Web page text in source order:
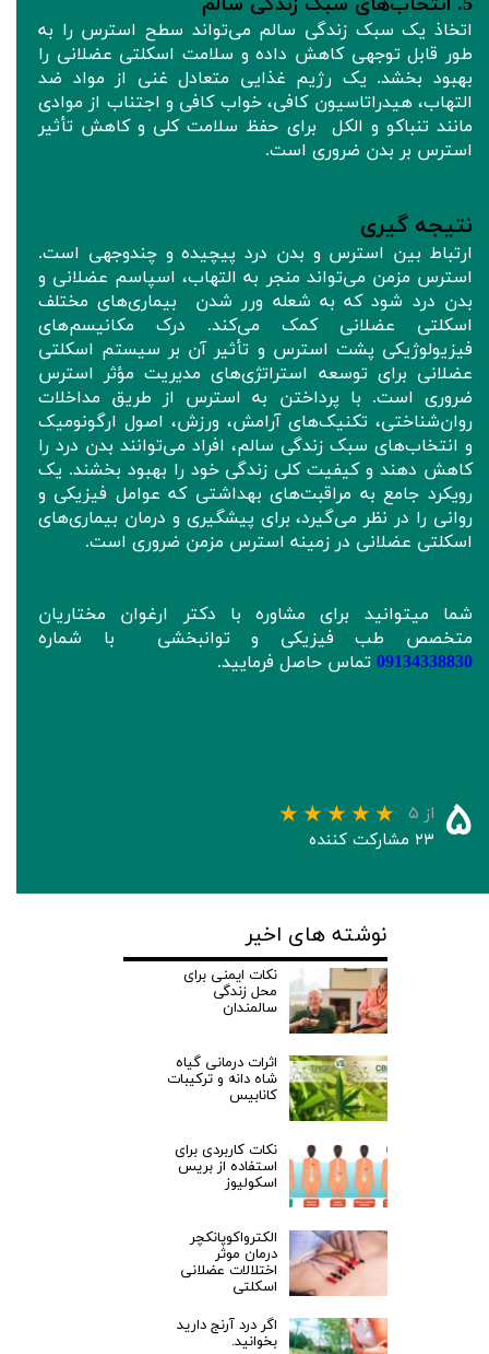
اتخاذ یک سبک زندگی سالم می‌تواند سطح استرس را به
طور قابل توجهی کاهش داده و سلامت اسکلتی عضلانی را
بهبود بخشد. یک رژیم غذایی متعادل غنی از مواد ضد
التهاب، هیدراتاسیون کافی، خواب کافی و اجتناب از موادی
مانند تنباکو و الکل برای حفظ سلامت کلی و کاهش تأثیر
استرس بر بدن ضروری است.
نتیجه‌ گیری
ارتباط بین استرس و بدن درد پیچیده و چندوجهی است.
استرس مزمن می‌تواند منجر به التهاب، اسپاسم عضلانی و
بدن درد شود که به شعله ورر شدن بیماری‌های مختلف
اسکلتی عضلانی کمک می‌کند. درک مکانیسم‌های
فیزیولوژیکی پشت استرس و تأثیر آن بر سیستم اسکلتی
عضلانی برای توسعه استراتژی‌های مدیریت مؤثر استرس
ضروری است. با پرداختن به استرس از طریق مداخلات
روان‌شناختی، تکنیک‌های آرامش، ورزش، اصول ارگونومیک
و انتخاب‌های سبک زندگی سالم، افراد می‌توانند بدن درد را
کاهش دهند و کیفیت کلی زندگی خود را بهبود بخشند. یک
رویکرد جامع به مراقبت‌های بهداشتی که عوامل فیزیکی و
روانی را در نظر می‌گیرد، برای پیشگیری و درمان بیماری‌های
اسکلتی عضلانی در زمینه استرس مزمن ضروری است.
شما میتوانید برای مشاوره با دکتر ارغوان مختاریان
متخصص طب فیزیکی و توانبخشی با شماره
09134338830 تماس حاصل فرمایید.
۵ از ۵
۲۳ مشارکت کننده
نوشته های اخیر
نکات ایمنی برای
محل زندگی
سالمندان
اثرات درمانی گیاه
شاه دانه و ترکیبات
کانابیس
نکات کاربردی برای
استفاده از بریس
اسکولیوز
الکترواکوپانکچر
درمان موثر
اختلالات عضلانی
اسکلتی
اگر درد آرنج دارید
بخوانید.